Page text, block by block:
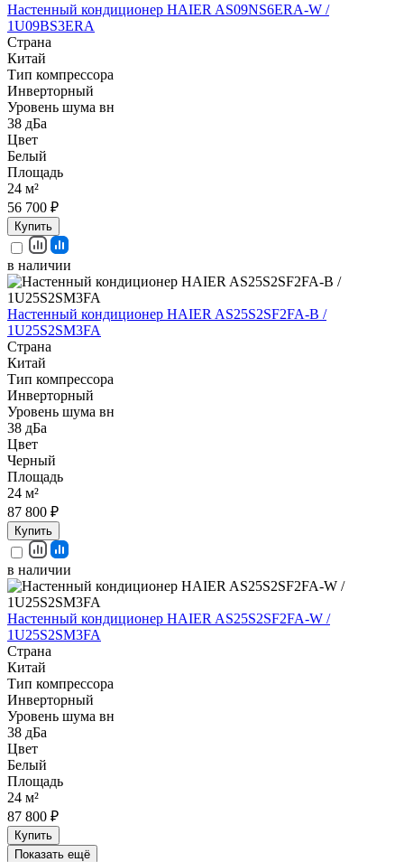
Настенный кондиционер HAIER AS09NS6ERA-W /
1U09BS3ERA
Страна
Китай
Тип компрессора
Инверторный
Уровень шума вн
38 дБа
Цвет
Белый
Площадь
24 м²
56 700 ₽
Купить
в наличии
Настенный кондиционер HAIER AS25S2SF2FA-B /
1U25S2SM3FA
Страна
Китай
Тип компрессора
Инверторный
Уровень шума вн
38 дБа
Цвет
Черный
Площадь
24 м²
87 800 ₽
Купить
в наличии
Настенный кондиционер HAIER AS25S2SF2FA-W /
1U25S2SM3FA
Страна
Китай
Тип компрессора
Инверторный
Уровень шума вн
38 дБа
Цвет
Белый
Площадь
24 м²
87 800 ₽
Купить
Показать ещё